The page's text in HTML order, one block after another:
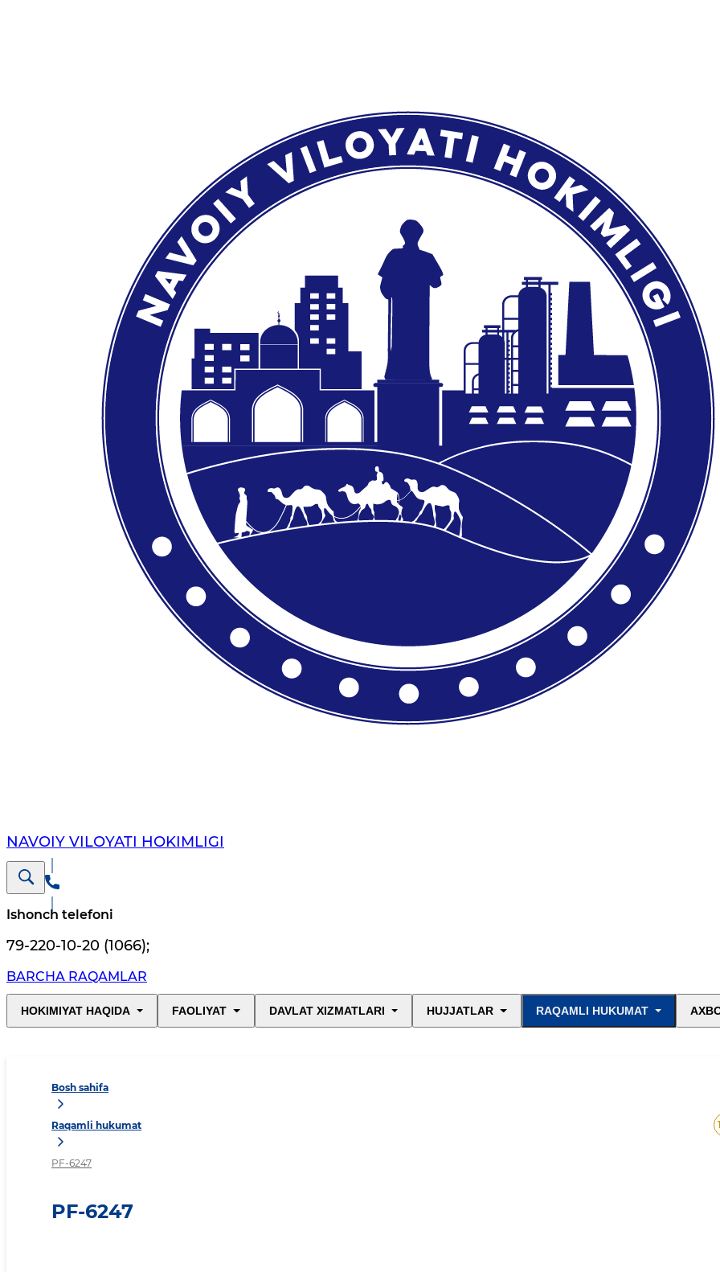
NAVOIY VILОYATI HОKIMLIGI
Ishonch telefoni
79-220-10-20 (1066);
BARCHA RAQAMLAR
HOKIMIYAT HAQIDA FAOLIYAT DAVLAT XIZMATLARI HUJJATLAR RAQAMLI HUKUMAT
Bosh sahifa
Raqamli hukumat
PF-6247
PF-6247